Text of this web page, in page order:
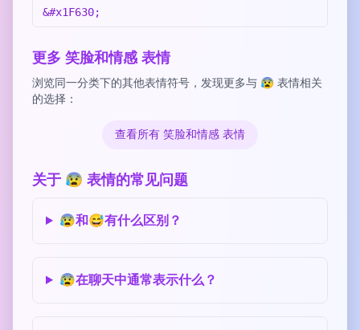
&#x1F630;
更多 笑脸和情感 表情
浏览同一分类下的其他表情符号，发现更多与 😰 表情相关
的选择：
查看所有 笑脸和情感 表情
关于 😰 表情的常见问题
😰和😅有什么区别？
😰在聊天中通常表示什么？